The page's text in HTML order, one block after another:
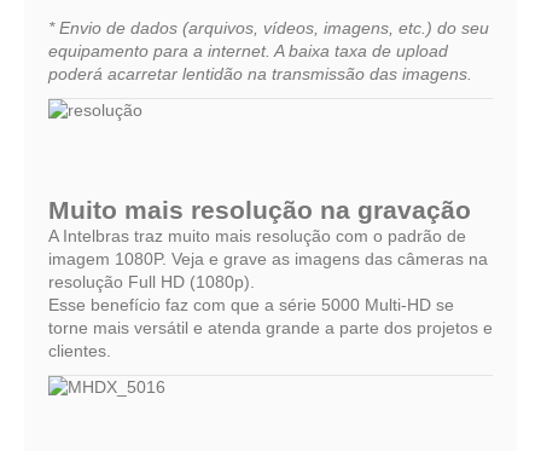
* Envio de dados (arquivos, vídeos, imagens, etc.) do seu
equipamento para a internet. A baixa taxa de upload
poderá acarretar lentidão na transmissão das imagens.
Muito mais resolução na gravação
A Intelbras traz muito mais resolução com o padrão de
imagem 1080P. Veja e grave as imagens das câmeras na
resolução Full HD (1080p).
Esse benefício faz com que a série 5000 Multi-HD se
torne mais versátil e atenda grande a parte dos projetos e
clientes.